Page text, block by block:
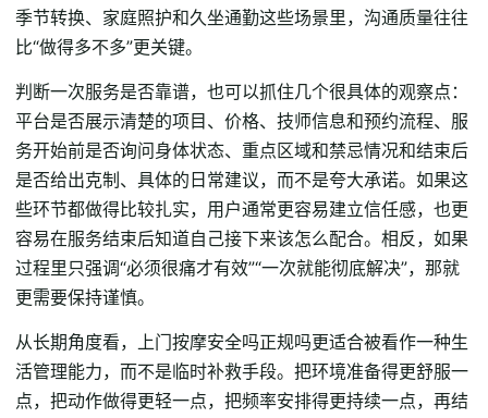
季节转换、家庭照护和久坐通勤这些场景里，沟通质量往往
比“做得多不多”更关键。
判断一次服务是否靠谱，也可以抓住几个很具体的观察点：
平台是否展示清楚的项目、价格、技师信息和预约流程、服
务开始前是否询问身体状态、重点区域和禁忌情况和结束后
是否给出克制、具体的日常建议，而不是夸大承诺。如果这
些环节都做得比较扎实，用户通常更容易建立信任感，也更
容易在服务结束后知道自己接下来该怎么配合。相反，如果
过程里只强调“必须很痛才有效”“一次就能彻底解决”，那就
更需要保持谨慎。
从长期角度看，上门按摩安全吗正规吗更适合被看作一种生
活管理能力，而不是临时补救手段。把环境准备得更舒服一
点，把动作做得更轻一点，把频率安排得更持续一点，再结